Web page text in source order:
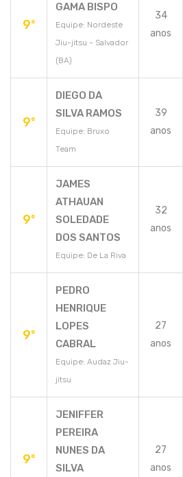
9º
GAMA BISPO
Equipe: Nordeste
Jiu-jitsu - Salvador
(BA)
34
anos
9º
DIEGO DA
SILVA RAMOS
Equipe: Bruxo
Team
39
anos
9º
JAMES
ATHAUAN
SOLEDADE
DOS SANTOS
Equipe: De La Riva
32
anos
9º
PEDRO
HENRIQUE
LOPES
CABRAL
Equipe: Audaz Jiu-
jitsu
27
anos
9º
JENIFFER
PEREIRA
NUNES DA
SILVA
27
anos